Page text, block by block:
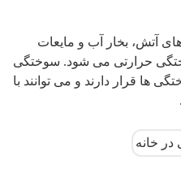
آتش، بخار آب و مایعات
حرارتی می شود. سوختگی
ها قرار دارند و می توانند با